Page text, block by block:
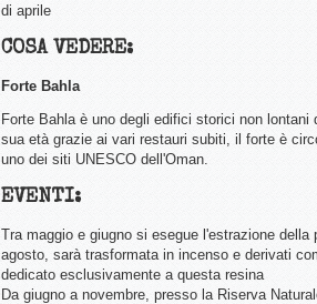
di aprile
COSA VEDERE:
Forte Bahla
Forte Bahla è uno degli edifici storici non
sua età grazie ai vari restauri subiti, il forte è
uno dei siti UNESCO dell'Oman.
EVENTI:
Tra maggio e giugno si esegue l'estrazione
agosto, sarà trasformata in incenso e derivati
dedicato esclusivamente a questa resina
Da giugno a novembre, presso la Riserva